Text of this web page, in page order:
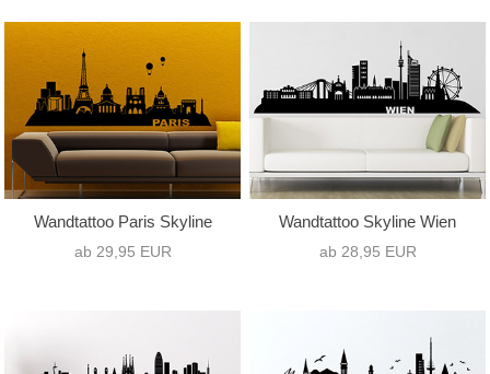
Wandtattoo Paris Skyline
ab 29,95 EUR
Wandtattoo Skyline Wien
ab 28,95 EUR